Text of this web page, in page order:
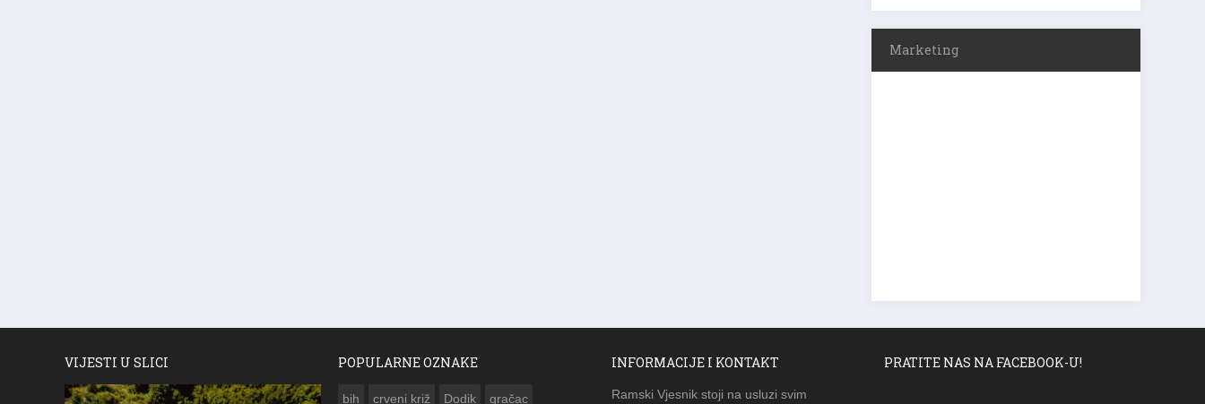
Marketing
VIJESTI U SLICI POPULARNE OZNAKE
bih crveni križ Dodik gračac
INFORMACIJE I KONTAKT
Ramski Vjesnik stoji na usluzi svim
PRATITE NAS NA FACEBOOK-U!